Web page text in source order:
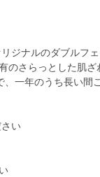
ジナルのダブルフ
のさらっとした肌
一年のうち長い間
い